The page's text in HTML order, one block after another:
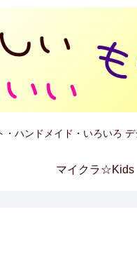
・ハンドメイド・いろいろ
マイクラ☆Kids